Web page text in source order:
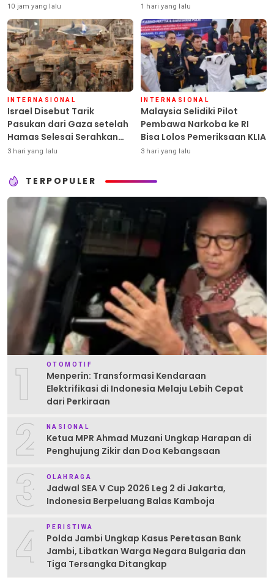
10 jam yang lalu 1 hari yang lalu
INTERNASIONAL
Israel Disebut Tarik
Pasukan dari Gaza setelah
Hamas Selesai Serahkan
Senjata
3 hari yang lalu
INTERNASIONAL
Malaysia Selidiki Pilot
Pembawa Narkoba ke RI
Bisa Lolos Pemeriksaan KLIA
3 hari yang lalu
TERPOPULER
1 OTOMOTIF
Menperin: Transformasi Kendaraan
Elektrifikasi di Indonesia Melaju Lebih Cepat
dari Perkiraan
2 NASIONAL
Ketua MPR Ahmad Muzani Ungkap Harapan di
Penghujung Zikir dan Doa Kebangsaan
3 OLAHRAGA
Jadwal SEA V Cup 2026 Leg 2 di Jakarta,
Indonesia Berpeluang Balas Kamboja
4 PERISTIWA
Polda Jambi Ungkap Kasus Peretasan Bank
Jambi, Libatkan Warga Negara Bulgaria dan
Tiga Tersangka Ditangkap